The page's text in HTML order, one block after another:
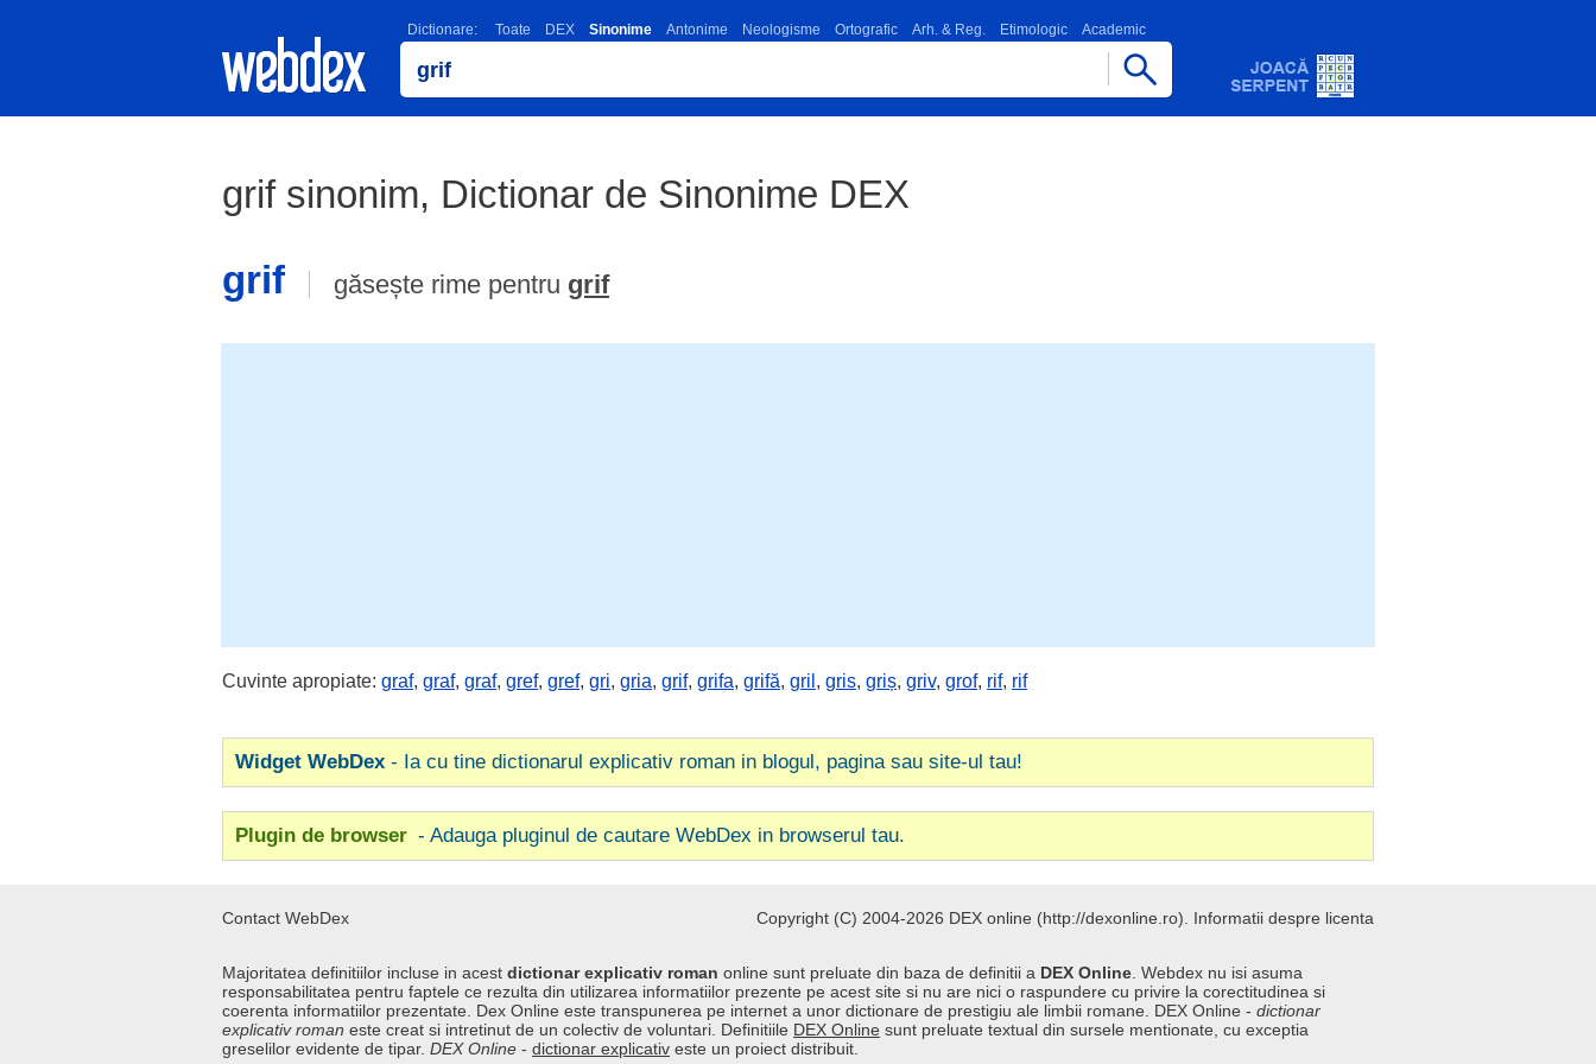
Dictionare: Toate DEX Sinonime Antonime Neologisme Ortografic Arh. & Reg. Etimologic Academic
grif sinonim, Dictionar de Sinonime DEX
grif
găsește rime pentru grif
Cuvinte apropiate: graf, graf, graf, gref, gref, gri, gria, grif, grifa, grifă, gril , gris, griș, griv, grof, rif, rif
Widget WebDex - Ia cu tine dictionarul explicativ roman in blogul, pagina sau site-ul tau!
Plugin de browser - Adauga pluginul de cautare WebDex in browserul tau.
Contact WebDex Copyright (C) 2004-2026 DEX online (http://dexonline.ro). Informatii despre licenta
Majoritatea definitiilor incluse in acest dictionar explicativ roman online sunt preluate din baza de definitii a DEX Online . Webdex nu isi asuma
responsabilitatea pentru faptele ce rezulta din utilizarea informatiilor prezente pe acest site si nu are nici o raspundere cu privire la corectitudinea si
coerenta informatiilor prezentate. Dex Online este transpunerea pe internet a unor dictionare de prestigiu ale limbii romane. DEX Online - dictionar
explicativ roman este creat si intretinut de un colectiv de voluntari. Definitiile DEX Online sunt preluate textual din sursele mentionate, cu exceptia
greselilor evidente de tipar. DEX Online - dictionar explicativ este un proiect distribuit.